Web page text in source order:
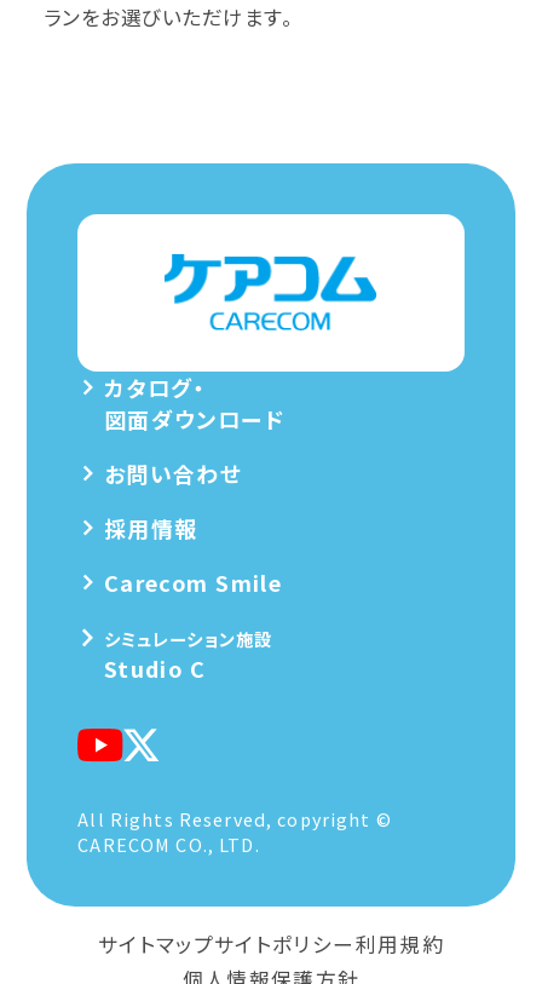
ランをお選びいただけます。
カタログ・
図面ダウンロード
お問い合わせ
採用情報
Carecom Smile
シミュレーション施設
Studio C
All Rights Reserved, copyright ©
CARECOM CO., LTD.
サイトマップサイトポリシー利用規約